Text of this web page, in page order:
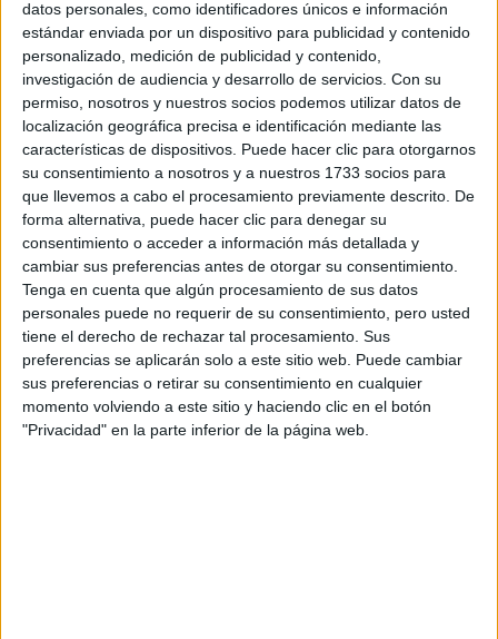
datos personales, como identificadores únicos e información
estándar enviada por un dispositivo para publicidad y contenido
personalizado, medición de publicidad y contenido,
investigación de audiencia y desarrollo de servicios. Con su
permiso, nosotros y nuestros socios podemos utilizar datos de
localización geográfica precisa e identificación mediante las
características de dispositivos. Puede hacer clic para otorgarnos
su consentimiento a nosotros y a nuestros 1733 socios para
que llevemos a cabo el procesamiento previamente descrito. De
forma alternativa, puede hacer clic para denegar su
consentimiento o acceder a información más detallada y
cambiar sus preferencias antes de otorgar su consentimiento.
Tenga en cuenta que algún procesamiento de sus datos
personales puede no requerir de su consentimiento, pero usted
tiene el derecho de rechazar tal procesamiento. Sus
preferencias se aplicarán solo a este sitio web. Puede cambiar
sus preferencias o retirar su consentimiento en cualquier
momento volviendo a este sitio y haciendo clic en el botón
"Privacidad" en la parte inferior de la página web.
Circuitos
F1
Fórmula E
F2 / F3 / F4
Resistencia
Indycar
Otros
Producto
Producto
Web pensada para poder ofrecer diferentes
productos propios y ajenos para que los
aficionados los puedan adquirir
Divulgación
Dossier